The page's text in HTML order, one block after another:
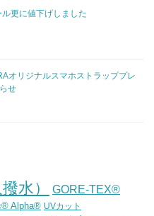
更に値下げしました
オリジナルスマホストラッププレ
せ
水）
GORE-TEX®
Alpha® UVカット